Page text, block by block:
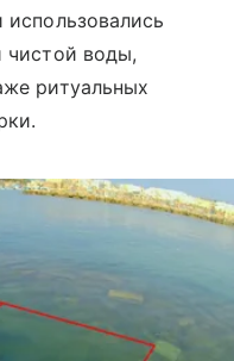
чистой воды,
ритуальных